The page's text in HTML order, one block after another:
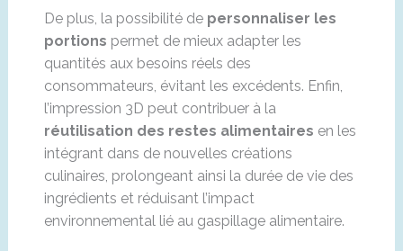
De plus, la possibilité de personnaliser les
portions permet de mieux adapter les
quantités aux besoins réels des
consommateurs, évitant les excédents. Enfin,
l’impression 3D peut contribuer à la
réutilisation des restes alimentaires en les
intégrant dans de nouvelles créations
culinaires, prolongeant ainsi la durée de vie des
ingrédients et réduisant l’impact
environnemental lié au gaspillage alimentaire.